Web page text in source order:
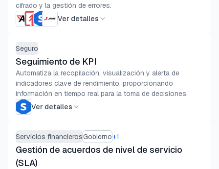
cifrado y la gestión de errores.
Ver detalles
Seguro
Seguimiento de KPI
Automatiza la recopilación, visualización y alerta de
indicadores clave de rendimiento, proporcionando
información en tiempo real para la toma de decisiones.
Ver detalles
Servicios financierosGobierno+1
Gestión de acuerdos de nivel de servicio
(SLA)